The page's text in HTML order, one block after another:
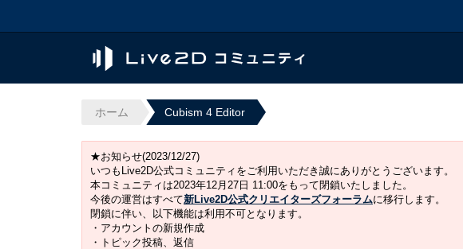
ホーム Cubism 4 Editor
★お知らせ(2023/12/27)
いつもLive2D公式コミュニティをご利用いただき誠にありがとうございます。
本コミュニティは2023年12月27日 11:00をもって閉鎖いたしました。
今後の運営はすべて新Live2D公式クリエイターズフォーラムに移行します。
閉鎖に伴い、以下機能は利用不可となります。
・アカウントの新規作成
・トピック投稿、返信